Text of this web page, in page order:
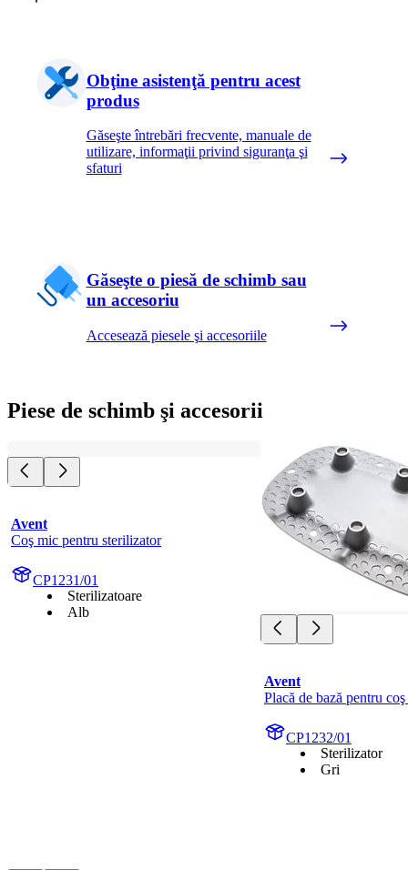
Obţine asistenţă pentru acest
produs
Găseşte întrebări frecvente, manuale de
utilizare, informaţii privind siguranţa şi
sfaturi
Găseşte o piesă de schimb sau
un accesoriu
Accesează piesele şi accesoriile
Piese de schimb şi accesorii
Avent
Coş mic pentru sterilizator
CP1231/01
Sterilizatoare
Alb
Avent
Placă de bază pentru
CP1232/01
Sterilizator
Gri